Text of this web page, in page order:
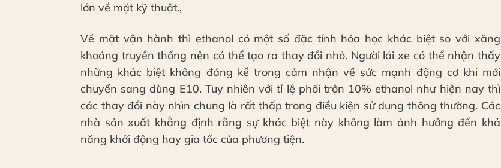
lớn về mặt kỹ thuật.,
Về mặt vận hành thì ethanol có một số đặc tính hóa học khác biệt so với xăng
khoáng truyền thống nên có thể tạo ra thay đổi nhỏ. Người lái xe có thể nhận thấy
những khác biệt không đáng kể trong cảm nhận về sức mạnh động cơ khi mới
chuyển sang dùng E10. Tuy nhiên với tỉ lệ phối trộn 10% ethanol như hiện nay thì
các thay đổi này nhìn chung là rất thấp trong điều kiện sử dụng thông thường. Các
nhà sản xuất khẳng định rằng sự khác biệt này không làm ảnh hưởng đến khả
năng khởi động hay gia tốc của phương tiện.